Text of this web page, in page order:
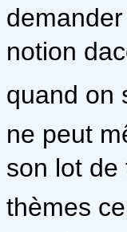
notion
quand on
ne peut
son lot de
thèmes